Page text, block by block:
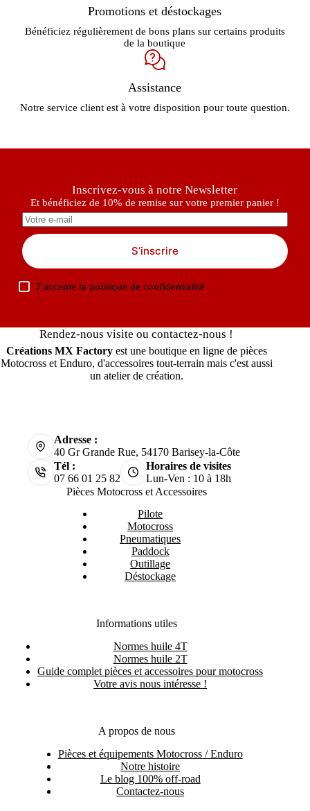
Promotions et déstockages
Bénéficiez régulièrement de bons plans sur certains produits
de la boutique
Assistance
Notre service client est à votre disposition pour toute question.
Inscrivez-vous à notre Newsletter
Et bénéficiez de 10% de remise sur votre premier panier !
S’inscrire
J’accepte lapolitique de confidentialité
Rendez-nous visite ou contactez-nous !
Créations MX Factoryest une boutique en ligne de pièces
Motocross et Enduro, d'accessoires tout-terrain mais c'est aussi
un atelier de création.
Adresse :
40 Gr Grande Rue, 54170 Barisey-la-Côte
Tél :
07 66 01 25 82
Horaires de visites
Lun-Ven : 10 à 18h
Pièces Motocross et Accessoires
Pilote
Motocross
Pneumatiques
Paddock
Outillage
Déstockage
Informations utiles
Normes huile 4T
Normes huile 2T
Guide complet pièces et accessoires pour motocross
Votre avis nous intéresse !
A propos de nous
Pièces et équipements Motocross / Enduro
Notre histoire
Le blog 100% off-road
Contactez-nous